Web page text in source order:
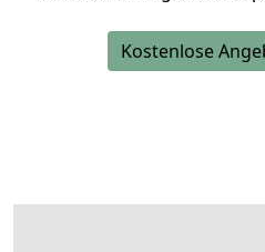
Kostenlose